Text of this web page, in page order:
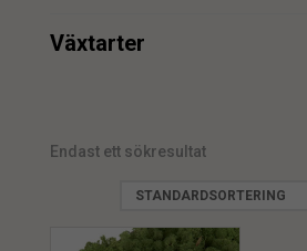
Växtarter
Endast ett sökresultat